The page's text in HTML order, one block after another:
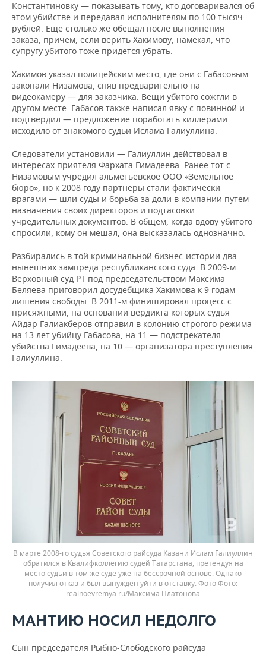
Константиновку — показывать тому, кто договаривался об
этом убийстве и передавал исполнителям по 100 тысяч
рублей. Еще столько же обещал после выполнения
заказа, причем, если верить Хакимову, намекал, что
супругу убитого тоже придется убрать.
Хакимов указал полицейским место, где они с Габасовым
закопали Низамова, сняв предварительно на
видеокамеру — для заказчика. Вещи убитого сожгли в
другом месте. Габасов также написал явку с повинной и
подтвердил — предложение поработать киллерами
исходило от знакомого судьи Ислама Галиуллина.
Следователи установили — Галиуллин действовал в
интересах приятеля Фархата Гимадеева. Ранее тот с
Низамовым учредил альметьевское ООО «Земельное
бюро», но к 2008 году партнеры стали фактически
врагами — шли суды и борьба за доли в компании путем
назначения своих директоров и подтасовки
учредительных документов. В общем, когда вдову убитого
спросили, кому он мешал, она высказалась однозначно.
Разбирались в той криминальной бизнес-истории два
нынешних зампреда республиканского суда. В 2009-м
Верховный суд РТ под председательством Максима
Беляева приговорил досудебщика Хакимова к 9 годам
лишения свободы. В 2011-м финишировал процесс с
присяжными, на основании вердикта которых судья
Айдар Галиакберов отправил в колонию строгого режима
на 13 лет убийцу Габасова, на 11 — подстрекателя
убийства Гимадеева, на 10 — организатора преступления
Галиуллина.
В марте 2008-го судья Советского райсуда Казани Ислам Галиуллин
обратился в Квалифколлегию судей Татарстана, претендуя на
место судьи в том же суде уже на бессрочной основе. Однако
получил отказ и был вынужден уйти в отставку. Фото
realnoevremya.ru/Максима Платонова
МАНТИЮ НОСИЛ НЕДОЛГО
Сын председателя Рыбно-Слободского райсуда